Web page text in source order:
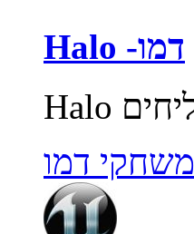
Halo -דמו
משחקי דמו